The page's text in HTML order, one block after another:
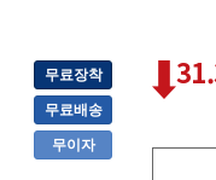
무료장착
무료배송
무이자